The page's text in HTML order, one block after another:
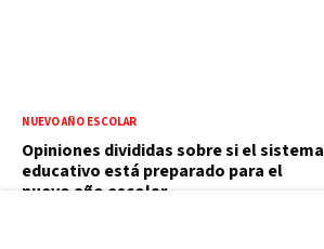
NUEVO AÑO ESCOLAR
Opiniones divididas sobre si el sistema
educativo está preparado para el
nuevo año escolar